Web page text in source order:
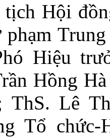
tịch Hội
phạm
Hiệu
Hồng
ThS. Lê
Tổ chức-